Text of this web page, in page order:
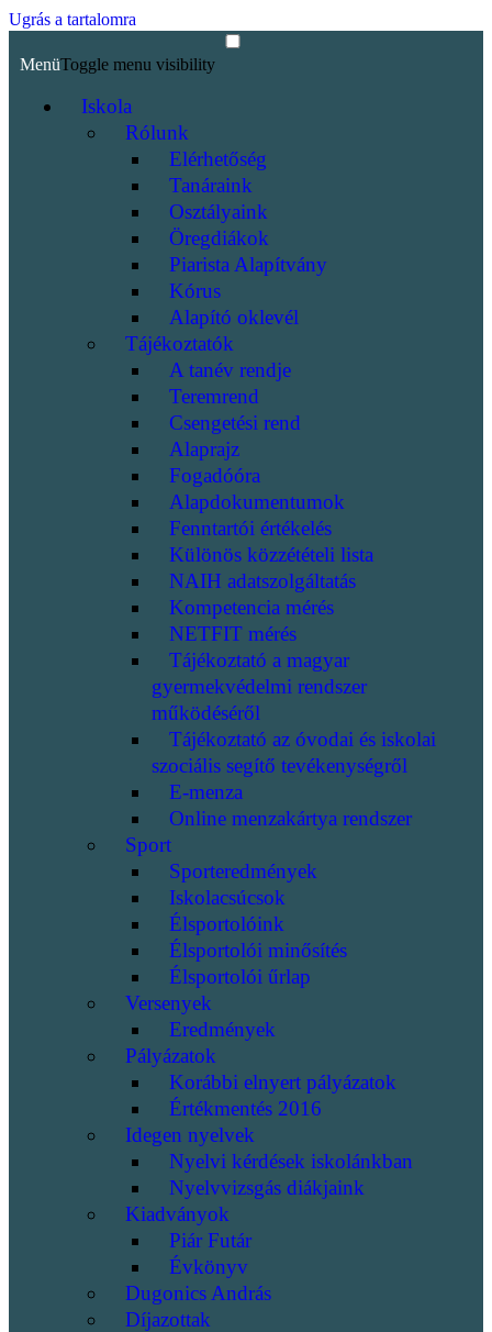
Ugrás a tartalomra
MenüToggle menu visibility
Iskola
Rólunk
Elérhetőség
Tanáraink
Osztályaink
Öregdiákok
Piarista Alapítvány
Kórus
Alapító oklevél
Tájékoztatók
A tanév rendje
Teremrend
Csengetési rend
Alaprajz
Fogadóóra
Alapdokumentumok
Fenntartói értékelés
Különös közzétételi lista
NAIH adatszolgáltatás
Kompetencia mérés
NETFIT mérés
Tájékoztató a magyar
gyermekvédelmi rendszer
működéséről
Tájékoztató az óvodai és iskolai
szociális segítő tevékenységről
E-menza
Online menzakártya rendszer
Sport
Sporteredmények
Iskolacsúcsok
Élsportolóink
Élsportolói minősítés
Élsportolói űrlap
Versenyek
Eredmények
Pályázatok
Korábbi elnyert pályázatok
Értékmentés 2016
Idegen nyelvek
Nyelvi kérdések iskolánkban
Nyelvvizsgás diákjaink
Kiadványok
Piár Futár
Évkönyv
Dugonics András
Díjazottak